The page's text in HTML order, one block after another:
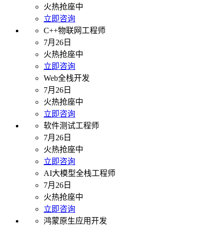
火热抢座中
立即咨询
C++物联网工程师
7月26日
火热抢座中
立即咨询
Web全栈开发
7月26日
火热抢座中
立即咨询
软件测试工程师
7月26日
火热抢座中
立即咨询
AI大模型全栈工程师
7月26日
火热抢座中
立即咨询
鸿蒙原生应用开发